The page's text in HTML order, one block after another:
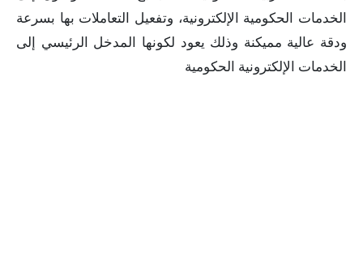
الخدمات الحكومية الإلكترونية، وتفعيل التعاملات بها بسرعة
ودقة عالية مميكنة وذلك يعود لكونها المدخل الرئيسي إلى
الخدمات الإلكترونية الحكومية